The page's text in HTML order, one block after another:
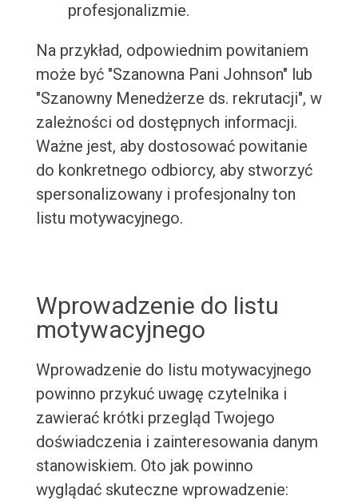
profesjonalizmie.
Na przykład, odpowiednim powitaniem
może być "Szanowna Pani Johnson" lub
"Szanowny Menedżerze ds. rekrutacji", w
zależności od dostępnych informacji.
Ważne jest, aby dostosować powitanie
do konkretnego odbiorcy, aby stworzyć
spersonalizowany i profesjonalny ton
listu motywacyjnego.
Wprowadzenie do listu
motywacyjnego
Wprowadzenie do listu motywacyjnego
powinno przykuć uwagę czytelnika i
zawierać krótki przegląd Twojego
doświadczenia i zainteresowania danym
stanowiskiem. Oto jak powinno
wyglądać skuteczne wprowadzenie: